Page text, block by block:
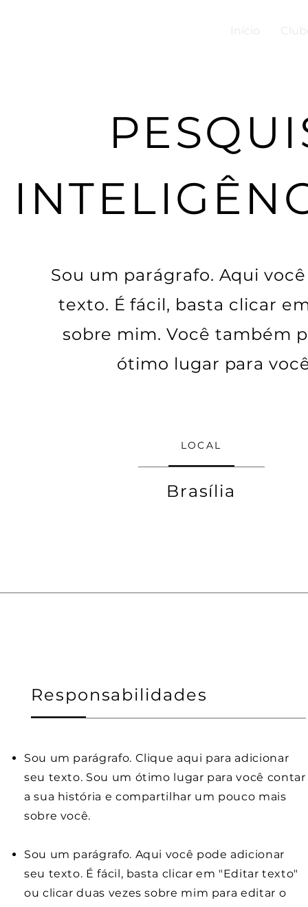
Início
Sou um parágrafo. Aqui
texto. É fácil, basta clicar
sobre mim. Você também
ótimo lugar para
LOCAL
Brasília
Responsabilidades
Sou um parágrafo. Clique aqui para adicionar
seu texto. Sou um ótimo lugar para você contar
a sua história e compartilhar um pouco mais
sobre você.
Sou um parágrafo. Aqui você pode adicionar
seu texto. É fácil, basta clicar em "Editar texto"
ou clicar duas vezes sobre mim para editar o